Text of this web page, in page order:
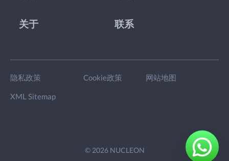
关于 联系
隐私政策 Cookie政策 网站地图
XML Sitemap
© 2026 NUCLEON